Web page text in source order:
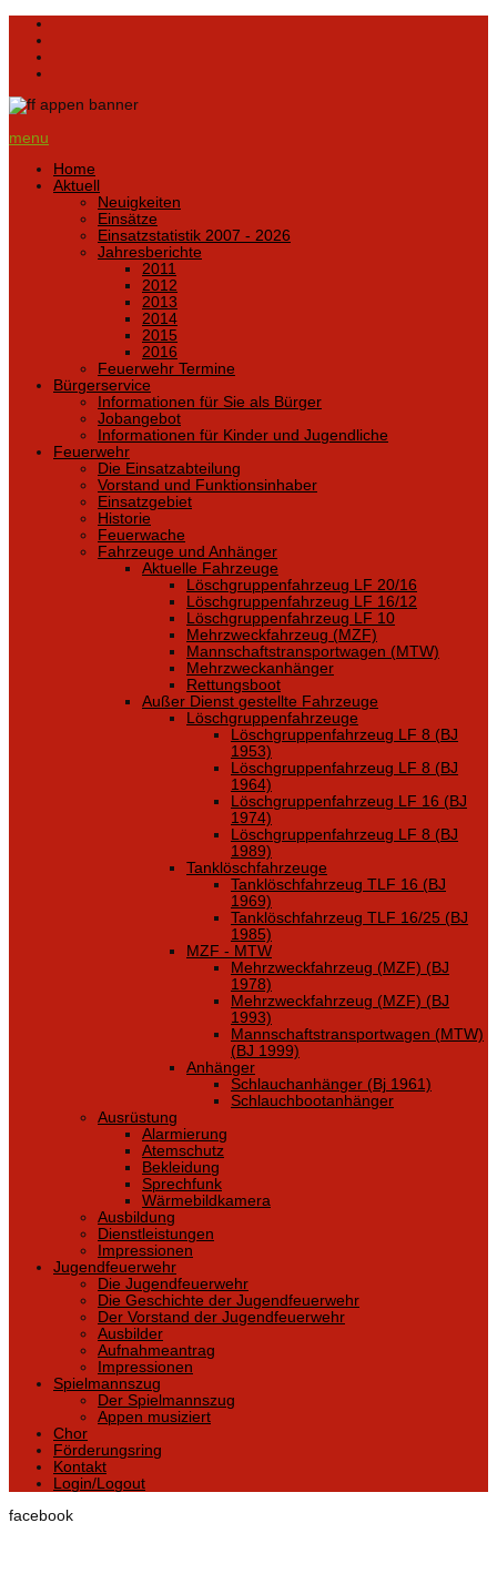
menu
Home
Aktuell
Neuigkeiten
Einsätze
Einsatzstatistik 2007 - 2026
Jahresberichte
2011
2012
2013
2014
2015
2016
Feuerwehr Termine
Bürgerservice
Informationen für Sie als Bürger
Jobangebot
Informationen für Kinder und Jugendliche
Feuerwehr
Die Einsatzabteilung
Vorstand und Funktionsinhaber
Einsatzgebiet
Historie
Feuerwache
Fahrzeuge und Anhänger
Aktuelle Fahrzeuge
Löschgruppenfahrzeug LF 20/16
Löschgruppenfahrzeug LF 16/12
Löschgruppenfahrzeug LF 10
Mehrzweckfahrzeug (MZF)
Mannschaftstransportwagen (MTW)
Mehrzweckanhänger
Rettungsboot
Außer Dienst gestellte Fahrzeuge
Löschgruppenfahrzeuge
Löschgruppenfahrzeug LF 8 (BJ
1953)
Löschgruppenfahrzeug LF 8 (BJ
1964)
Löschgruppenfahrzeug LF 16 (BJ
1974)
Löschgruppenfahrzeug LF 8 (BJ
1989)
Tanklöschfahrzeuge
Tanklöschfahrzeug TLF 16 (BJ
1969)
Tanklöschfahrzeug TLF 16/25 (BJ
1985)
MZF - MTW
Mehrzweckfahrzeug (MZF) (BJ
1978)
Mehrzweckfahrzeug (MZF) (BJ
1993)
Mannschaftstransportwagen (MTW)
(BJ 1999)
Anhänger
Schlauchanhänger (Bj 1961)
Schlauchbootanhänger
Ausrüstung
Alarmierung
Atemschutz
Bekleidung
Sprechfunk
Wärmebildkamera
Ausbildung
Dienstleistungen
Impressionen
Jugendfeuerwehr
Die Jugendfeuerwehr
Die Geschichte der Jugendfeuerwehr
Der Vorstand der Jugendfeuerwehr
Ausbilder
Aufnahmeantrag
Impressionen
Spielmannszug
Der Spielmannszug
Appen musiziert
Chor
Förderungsring
Kontakt
Login/Logout
facebook